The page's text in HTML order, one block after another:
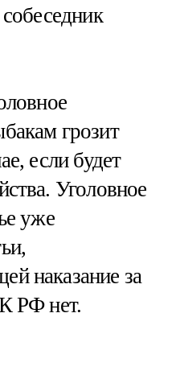
грозит
если будет
Уголовное
уже
наказание за
РФ нет.